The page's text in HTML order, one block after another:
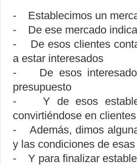
- Establecimos un
- De ese mercado
- De esos clientes
a estar interesados
- De esos
presupuesto
- Y de esos
convirtiéndose en clientes
- Además, dimos
y las condiciones de
- Y para finalizar